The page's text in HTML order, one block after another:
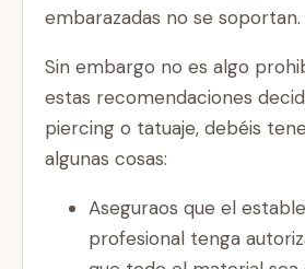
embarazadas no se soportan.
Sin embargo no es algo
estas recomendaciones
piercing o tatuaje, debéis
algunas cosas:
Aseguraos que el
profesional tenga